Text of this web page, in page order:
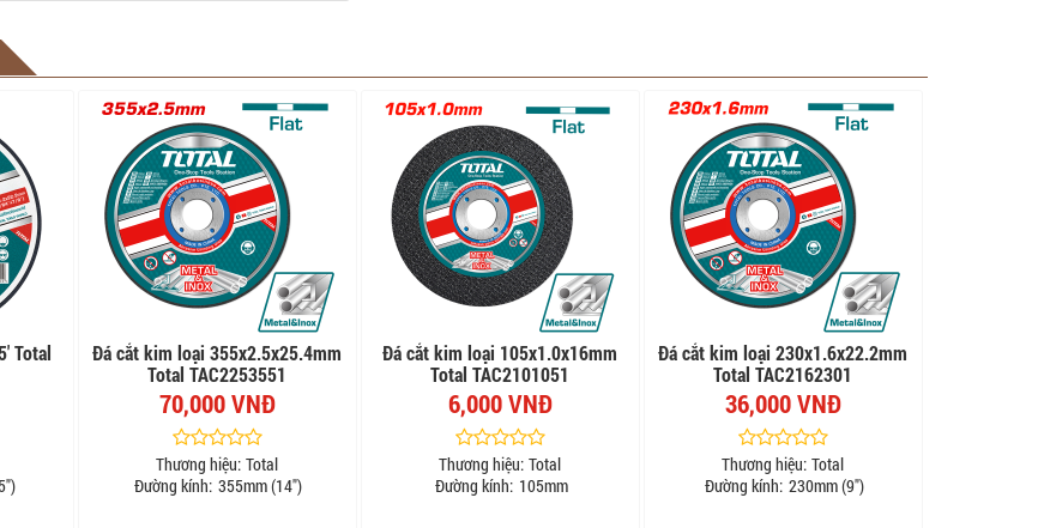
Total
Đá cắt kim loại 355x2.5x25.4mm
Total TAC2253551
70,000 VNĐ
Thương hiệu: Total
Đường kính: 355mm (14")
Đá cắt kim loại 105x1.0x16mm
Total TAC2101051
6,000 VNĐ
Thương hiệu: Total
Đường kính: 105mm
Đá cắt kim loại 230x1.6x22.2mm
Total TAC2162301
36,000 VNĐ
Thương hiệu: Total
Đường kính: 230mm (9")